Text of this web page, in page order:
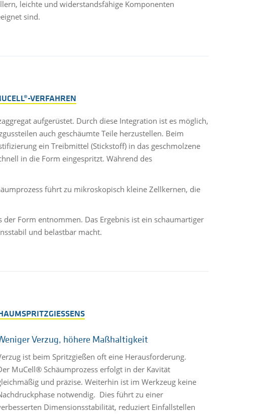
leichte und widerstandsfähige Komponenten
sind.
VERFAHREN
aufgerüstet. Durch diese Integration ist es möglich,
auch geschäumte Teile herzustellen. Beim
ein Treibmittel (Stickstoff) in das geschmolzene
in die Form eingespritzt. Während des
führt zu mikroskopisch kleine Zellkernen, die
Form entnommen. Das Ergebnis ist ein schaumartiger
und belastbar macht.
Verzug, höhere Maßhaltigkeit
ist beim Spritzgießen oft eine Herausforderung.
MuCell® Schäumprozess erfolgt in der Kavität
und präzise. Weiterhin ist im Werkzeug keine
notwendig. Dies führt zu einer
Dimensionsstabilität, reduziert Einfallstellen